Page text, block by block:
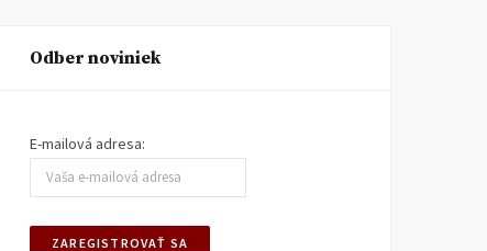
Odber noviniek
E-mailová adresa: